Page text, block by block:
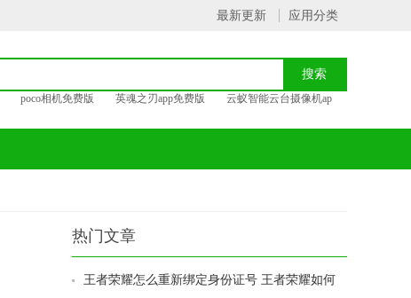
最新更新 应用分类
poco相机免费版 英魂之刃app免费版
云蚁智能云台摄像机ap
热门文章
王者荣耀怎么重新绑定身份证号 王者荣耀如何